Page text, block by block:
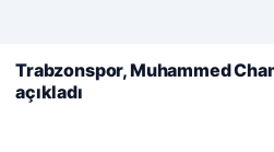
Web sitemizi nasıl kullandığınızı
kullanıyoruz.
Çerez Politikamız
Reddet
Trabzonspor, Muhammed
açıkladı